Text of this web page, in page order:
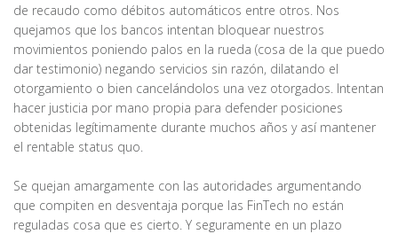
de recaudo como débitos automáticos entre otros. Nos
quejamos que los bancos intentan bloquear nuestros
movimientos poniendo palos en la rueda (cosa de la que puedo
dar testimonio) negando servicios sin razón, dilatando el
otorgamiento o bien cancelándolos una vez otorgados. Intentan
hacer justicia por mano propia para defender posiciones
obtenidas legítimamente durante muchos años y así mantener
el rentable status quo.
Se quejan amargamente con las autoridades argumentando
que compiten en desventaja porque las FinTech no están
reguladas cosa que es cierto. Y seguramente en un plazo